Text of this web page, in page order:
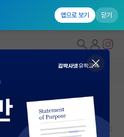
앱으로 보기 닫기